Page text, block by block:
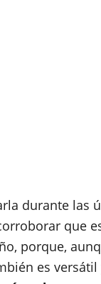
durante las
que
porque,
es versátil